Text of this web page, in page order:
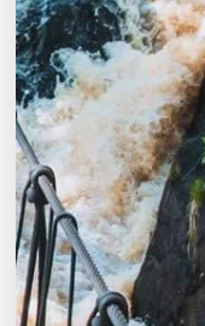
Города
Площадки
Артисты
Рейтинги